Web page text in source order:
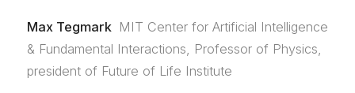
Max Tegmark MIT Center for Artificial Intelligence
& Fundamental Interactions, Professor of Physics,
president of Future of Life Institute